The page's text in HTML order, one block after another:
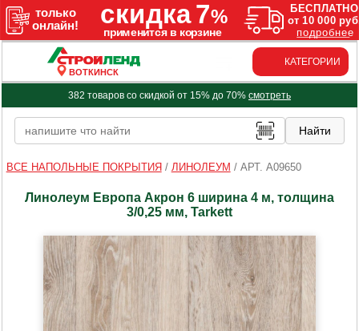
ВОТКИНСК
КАТЕГОРИИ
382 товаров со скидкой от 15% до 70% смотреть
ВСЕ НАПОЛЬНЫЕ ПОКРЫТИЯ / ЛИНОЛЕУМ / АРТ. A09650
Линолеум Европа Акрон 6 ширина 4 м, толщина
3/0,25 мм, Tarkett